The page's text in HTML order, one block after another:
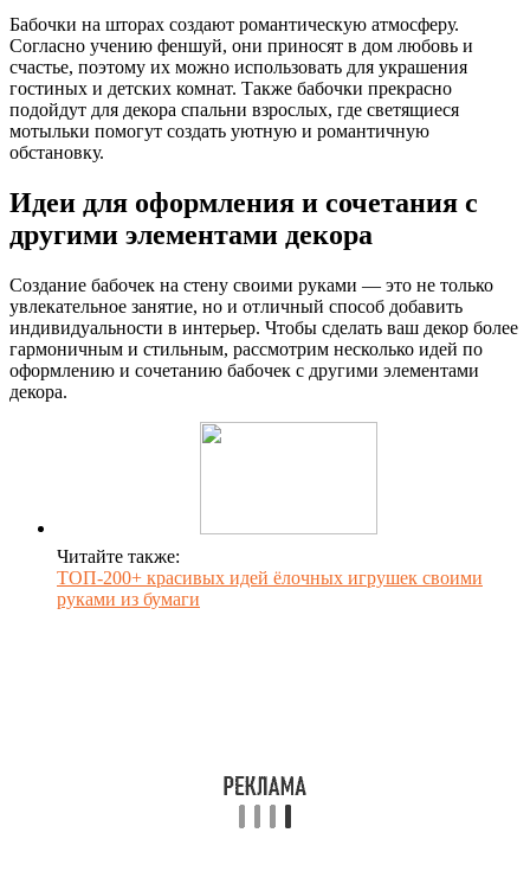
Бабочки на шторах создают романтическую атмосферу.
Согласно учению феншуй, они приносят в дом любовь и
счастье, поэтому их можно использовать для украшения
гостиных и детских комнат. Также бабочки прекрасно
подойдут для декора спальни взрослых, где светящиеся
мотыльки помогут создать уютную и романтичную
обстановку.
Идеи для оформления и сочетания с
другими элементами декора
Создание бабочек на стену своими руками — это не только
увлекательное занятие, но и отличный способ добавить
индивидуальности в интерьер. Чтобы сделать ваш декор более
гармоничным и стильным, рассмотрим несколько идей по
оформлению и сочетанию бабочек с другими элементами
декора.
Читайте также:
ТОП-200+ красивых идей ёлочных игрушек своими
руками из бумаги